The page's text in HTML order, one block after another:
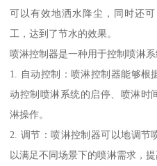
可以有效地洒水降尘，同时还
工，达到了节水的效果。
喷淋控制器是一种用于控制喷淋
1. 自动控制：喷淋控制器能够根
动控制喷淋系统的启停、喷淋时
淋操作。
2. 调节：喷淋控制器可以地调节
以满足不同场景下的喷淋需求，提